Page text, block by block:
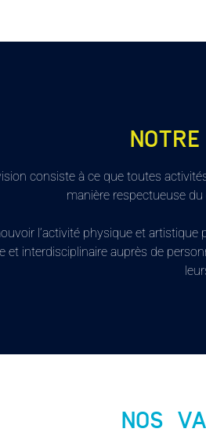
consiste à ce que toutes
manière respectueuse
l’activité physique et artistique
et interdisciplinaire auprès de
NOS